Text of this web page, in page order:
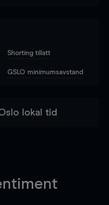
Shorting tillatt
GSLO minimumsavstand
lokal tid